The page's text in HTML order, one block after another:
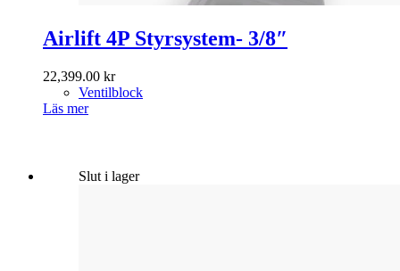
Airlift 4P Styrsystem- 3/8″
22,399.00 kr
Ventilblock
Läs mer
Slut i lager